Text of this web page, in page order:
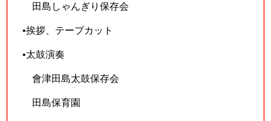
田島しゃんぎり保存会
•挨拶、テープカット
•太鼓演奏
會津田島太鼓保存会
田島保育園